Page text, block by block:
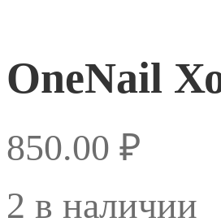
OneNail
850.00 ₽
2 в наличии